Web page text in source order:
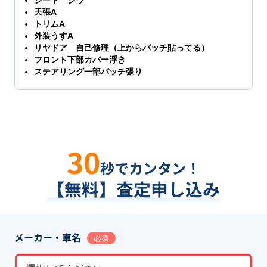
天張A
トリムA
外装うすA
リヤドア 自己修理（上からパッチ貼ってる）
フロント下部カバー浮き
ステアリング一部パッチ張り
30秒でカンタン！
【無料】査定申し込み
メーカー・車名 必須